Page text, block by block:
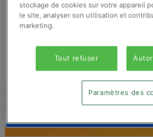
Rejoignez RalaTeam
© Ralateam2026| Ralateam
Reg Number 862510673
Registered Office: Ralateam
2289DA Rijswijk, Netherlands
stockage de cookies sur votre appareil
le site, analyser son utilisation et
marketing.
Tout refuser
Paramètres des